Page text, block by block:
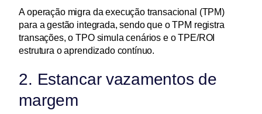
A operação migra da execução transacional (TPM)
para a gestão integrada, sendo que o TPM registra
transações, o TPO simula cenários e o TPE/ROI
estrutura o aprendizado contínuo.
2. Estancar vazamentos de
margem